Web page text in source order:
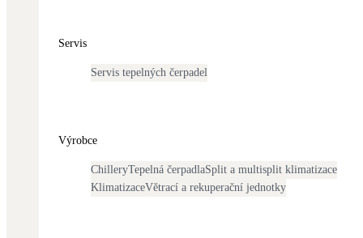
Okna / dveře
Servis
Servis tepelných čerpadel
Výrobce
ChilleryTepelná čerpadlaSplit a multisplit klimatizace
KlimatizaceVětrací a rekuperační jednotky